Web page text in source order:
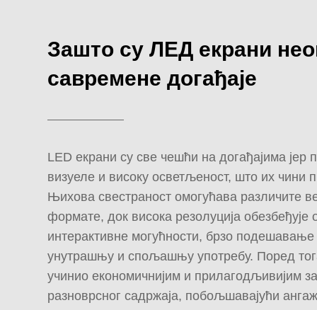
Зашто су ЛЕД екрани
савремене догађаје
LED екрани су све чешћи на догађајима јер
визуеле и високу осветљеност, што их чини
Њихова свестраност омогућава различите
формате, док висока резолуција
интерактивне могућности, брзо
унутрашњу и спољашњу употребу. Поред
учинио економичнијим и прилагодљивијим
разноврсног садржаја, побољшавајући